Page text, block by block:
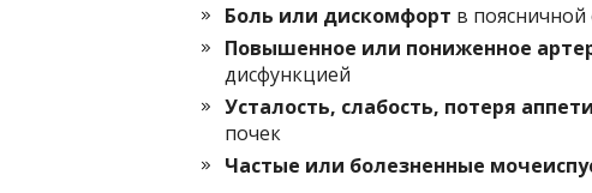
Боль или дискомфорт в поясничной
Повышенное или пониженное
дисфункцией
Усталость, слабость, потеря
почек
Частые или болезненные